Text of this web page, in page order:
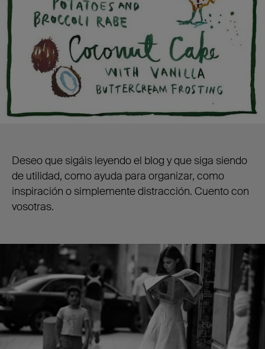
Deseo que sigáis leyendo el blog y que siga siendo
de utilidad, como ayuda para organizar, como
inspiración o simplemente distracción. Cuento con
vosotras.